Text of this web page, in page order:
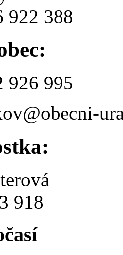
922 388
926 995
918